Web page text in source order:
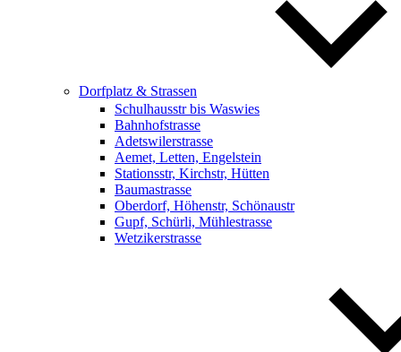
Dorfplatz & Strassen
Schulhausstr bis Waswies
Bahnhofstrasse
Adetswilerstrasse
Aemet, Letten, Engelstein
Stationsstr, Kirchstr, Hütten
Baumastrasse
Oberdorf, Höhenstr, Schönaustr
Gupf, Schürli, Mühlestrasse
Wetzikerstrasse